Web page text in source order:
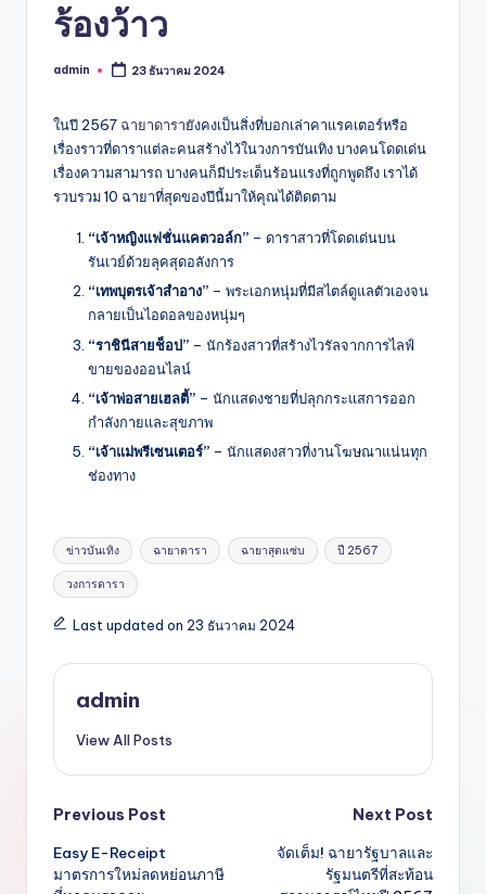
ร้องว้าว
Posted
admin 23 ธันวาคม 2024
ในปี 2567 ฉายาดารายังคงเป็นสิ่งที่บอกเล่าคาแรคเตอร์หรือ
เรื่องราวที่ดาราแต่ละคนสร้างไว้ในวงการบันเทิง บางคนโดดเด่น
เรื่องความสามารถ บางคนก็มีประเด็นร้อนแรงที่ถูกพูดถึง เราได้
รวบรวม 10 ฉายาที่สุดของปีนี้มาให้คุณได้ติดตาม
“เจ้าหญิงแฟชั่นแคตวอล์ก” – ดาราสาวที่โดดเด่นบน
รันเวย์ด้วยลุคสุดอลังการ
“เทพบุตรเจ้าสำอาง” – พระเอกหนุ่มที่มีสไตล์ดูแลตัวเองจน
กลายเป็นไอดอลของหนุ่มๆ
“ราชินีสายช็อป” – นักร้องสาวที่สร้างไวรัลจากการไลฟ์
ขายของออนไลน์
“เจ้าพ่อสายเฮลตี้” – นักแสดงชายที่ปลุกกระแสการออก
กำลังกายและสุขภาพ
“เจ้าแม่พรีเซนเตอร์” – นักแสดงสาวที่งานโฆษณาแน่นทุก
ช่องทาง
Tags:
ข่าวบันเทิง ฉายาดารา ฉายาสุดแซ่บ ปี 2567
วงการดารา
Last updated on 23 ธันวาคม 2024
admin
View All Posts
Post
navigation
Previous Post
Easy E-Receipt
มาตรการใหม่ลดหย่อนภาษี
Next Post
จัดเต็ม! ฉายารัฐบาลและ
รัฐมนตรีที่สะท้อน